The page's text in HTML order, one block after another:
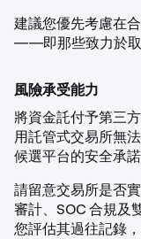
建議您優先考慮在
——即那些致力於取
風險承受能力
將資金託付予第三
用託管式交易所無
候選平台的安全承
請留意交易所是否
審計、SOC 合規及
您評估其過往記錄